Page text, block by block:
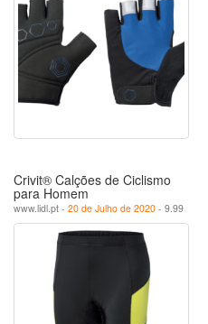
Crivit® Calções de Ciclismo
para Homem
www.lidl.pt - 20 de Julho de 2020 - 9.99